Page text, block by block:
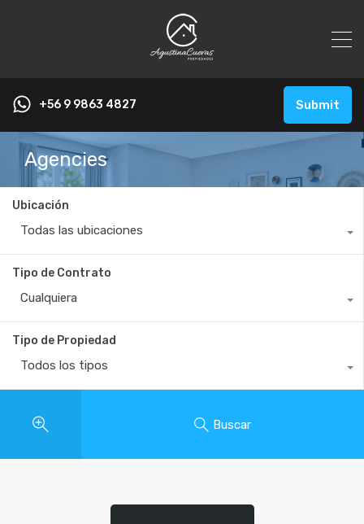
+56 9 9863 4827 Submit
Agencies
Ubicación
Todas las ubicaciones
Tipo de Contrato
Cualquiera
Tipo de Propiedad
Todos los tipos
Buscar